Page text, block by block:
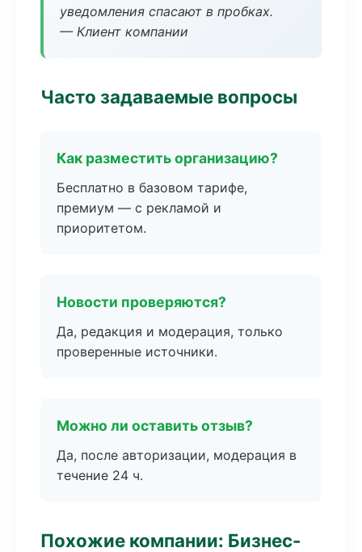
уведомления спасают в пробках.
— Клиент компании
Часто задаваемые вопросы
Как разместить организацию?
Бесплатно в базовом тарифе,
премиум — с рекламой и
приоритетом.
Новости проверяются?
Да, редакция и модерация, только
проверенные источники.
Можно ли оставить отзыв?
Да, после авторизации, модерация в
течение 24 ч.
Похожие компании: Бизнес-